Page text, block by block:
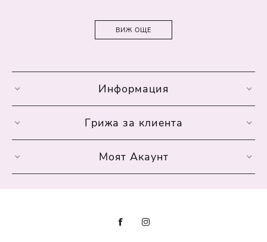
ВИЖ ОЩЕ
Информация
Грижа за клиента
Моят Акаунт